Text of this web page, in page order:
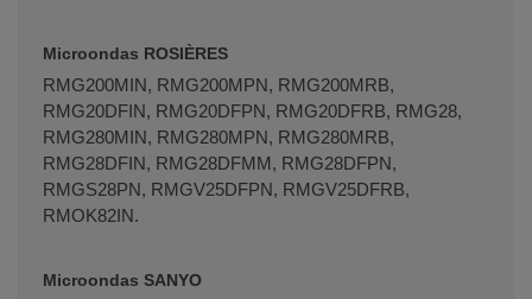
Microondas ROSIÈRES
RMG200MIN, RMG200MPN, RMG200MRB,
RMG20DFIN, RMG20DFPN, RMG20DFRB, RMG28,
RMG280MIN, RMG280MPN, RMG280MRB,
RMG28DFIN, RMG28DFMM, RMG28DFPN,
RMGS28PN, RMGV25DFPN, RMGV25DFRB,
RMOK82IN.
Microondas SANYO